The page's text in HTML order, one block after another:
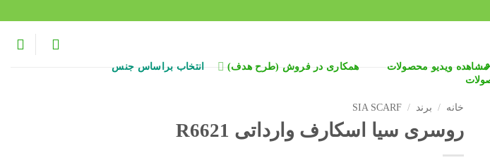
مشاهده ویدیو محصولات همکاری در فروش (طرح هدف) انتخاب براساس جنس
خانه / برند /
SIA SCARF
روسری سیا اسکارف وارداتی R6621